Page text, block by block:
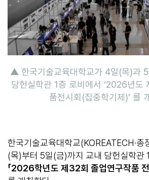
▲ 한국기술교육대학교가 4일(목)과
담헌실학관 1층 로비에서 ‘2026년도
품전시회(집중학기제)’ 를
한국기술교육대학교(KOREATECH·총
(목)부터 5일(금)까지 교내 담헌실학관
「2026학년도 제32회 졸업연구작품